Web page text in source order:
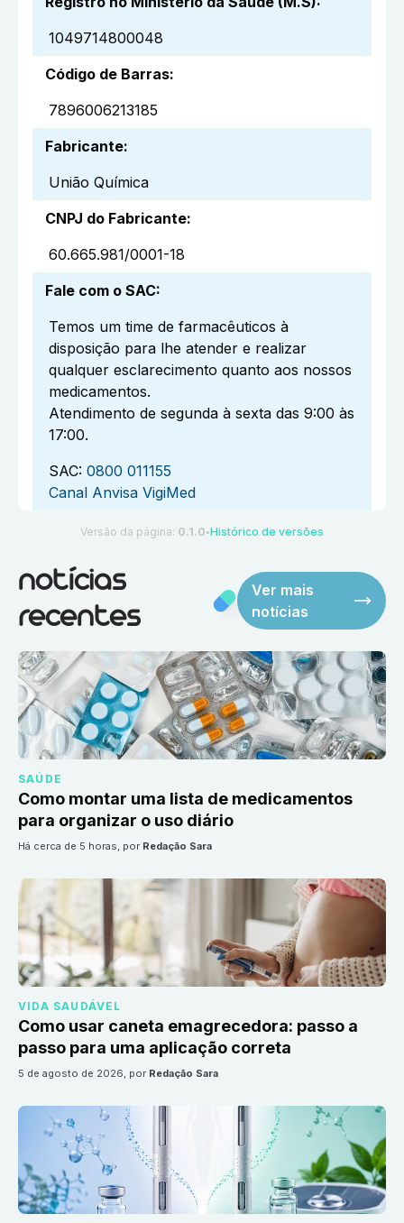
1049714800048
Código de Barras:
7896006213185
Fabricante:
União Química
CNPJ do Fabricante:
60.665.981/0001-18
Fale com o SAC:
Temos um time de farmacêuticos à
disposição para lhe atender e realizar
qualquer esclarecimento quanto aos nossos
medicamentos.
Atendimento de segunda à sexta das 9:00 às
17:00.
SAC: 0800 011155
Canal Anvisa VigiMed
Versão da página: 0.1.0 ●Histórico de versões
notícias
recentes
Ver mais
notícias
SAÚDE
Como montar uma lista de medicamentos
para organizar o uso diário
há cerca de 5 horas, por Redação Sara
VIDA SAUDÁVEL
Como usar caneta emagrecedora: passo a
passo para uma aplicação correta
5 de agosto de 2026, por Redação Sara